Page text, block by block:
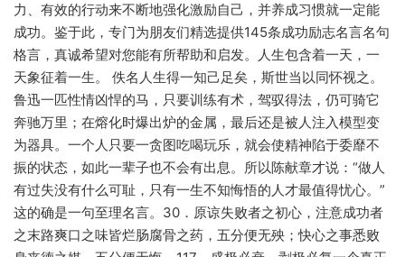
力、有效的行动来不断地强化激励自己，并养成习惯就一定能
成功。鉴于此，专门为朋友们精选提供145条成功励志名言名句
格言，真诚希望对您能有所帮助和启发。人生包含着一天，一
天象征着一生。 佚名人生得一知己足矣，斯世当以同怀视之。
鲁迅一匹性情凶悍的马，只要训练有术，驾驭得法，仍可骑它
奔驰万里；在熔化时爆出炉的金属，最后还是被人注入模型变
为器具。一个人只要一贪图吃喝玩乐，就会使精神陷于委靡不
振的状态，如此一辈子也不会有出息。所以陈献章才说：“做人
有过失没有什么可耻，只有一生不知悔悟的人才最值得忧心。”
这的确是一句至理名言。30．原谅失败者之初心，注意成功者
之末路爽口之味皆烂肠腐骨之药，五分便无殃；快心之事悉败